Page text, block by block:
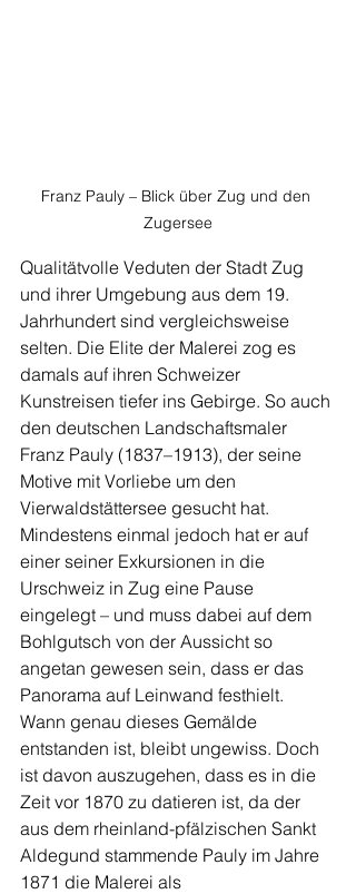
Franz Pauly – Blick über Zug und den
Zugersee
Qualitätvolle Veduten der Stadt Zug
und ihrer Umgebung aus dem 19.
Jahrhundert sind vergleichsweise
selten. Die Elite der Malerei zog es
damals auf ihren Schweizer
Kunstreisen tiefer ins Gebirge. So auch
den deutschen Landschaftsmaler
Franz Pauly (1837–1913), der seine
Motive mit Vorliebe um den
Vierwaldstättersee gesucht hat.
Mindestens einmal jedoch hat er auf
einer seiner Exkursionen in die
Urschweiz in Zug eine Pause
eingelegt – und muss dabei auf dem
Bohlgutsch von der Aussicht so
angetan gewesen sein, dass er das
Panorama auf Leinwand festhielt.
Wann genau dieses Gemälde
entstanden ist, bleibt ungewiss. Doch
ist davon auszugehen, dass es in die
Zeit vor 1870 zu datieren ist, da der
aus dem rheinland-pfälzischen Sankt
Aldegund stammende Pauly im Jahre
1871 die Malerei als